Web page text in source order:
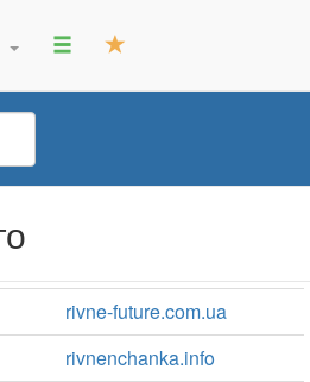
rivne-future.com.ua
rivnenchanka.info